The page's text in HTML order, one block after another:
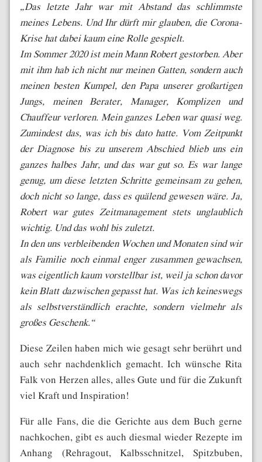
„Das letzte Jahr war mit Abstand das schlimmste
meines Lebens. Und Ihr dürft mir glauben, die Corona-
Krise hat dabei kaum eine Rolle gespielt.
Im Sommer 2020 ist mein Mann Robert gestorben. Aber
mit ihm hab ich nicht nur meinen Gatten, sondern auch
meinen besten Kumpel, den Papa unserer großartigen
Jungs, meinen Berater, Manager, Komplizen und
Chauffeur verloren. Mein ganzes Leben war quasi weg.
Zumindest das, was ich bis dato hatte. Vom Zeitpunkt
der Diagnose bis zu unserem Abschied blieb uns ein
ganzes halbes Jahr, und das war gut so. Es war lange
genug, um diese letzten Schritte gemeinsam zu gehen,
doch nicht so lange, dass es quälend gewesen wäre. Ja,
Robert war gutes Zeitmanagement stets unglaublich
wichtig. Und das wohl bis zuletzt.
In den uns verbleibenden Wochen und Monaten sind wir
als Familie noch einmal enger zusammen gewachsen,
was eigentlich kaum vorstellbar ist, weil ja schon davor
kein Blatt dazwischen gepasst hat. Was ich keineswegs
als selbstverständlich erachte, sondern vielmehr als
großes Geschenk.“
Diese Zeilen haben mich wie gesagt sehr berührt und
auch sehr nachdenklich gemacht. Ich wünsche Rita
Falk von Herzen alles, alles Gute und für die Zukunft
viel Kraft und Inspiration!
Für alle Fans, die die Gerichte aus dem Buch gerne
nachkochen, gibt es auch diesmal wieder Rezepte im
Anhang (Rehragout, Kalbsschnitzel, Spitzbuben,